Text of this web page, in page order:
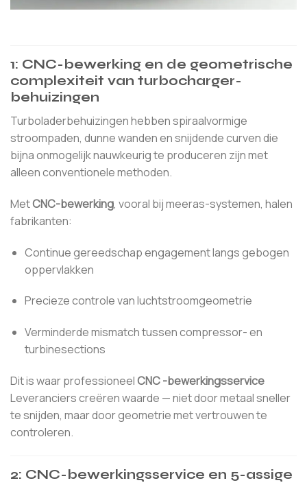
1: CNC-bewerking en de geometrische
complexiteit van turbocharger-
behuizingen
Turboladerbehuizingen hebben spiraalvormige
stroompaden, dunne wanden en snijdende curven die
bijna onmogelijk nauwkeurig te produceren zijn met
alleen conventionele methoden.
MetCNC-bewerking, vooral bij meeras-systemen, halen
fabrikanten:
Continue gereedschap engagement langs gebogen
oppervlakken
Precieze controle van luchtstroomgeometrie
Verminderde mismatch tussen compressor- en
turbinesections
Dit is waar professioneelCNC -bewerkingsservice
Leveranciers creëren waarde — niet door metaal sneller
te snijden, maar door geometrie met vertrouwen te
controleren.
2: CNC-bewerkingsservice en 5-assige